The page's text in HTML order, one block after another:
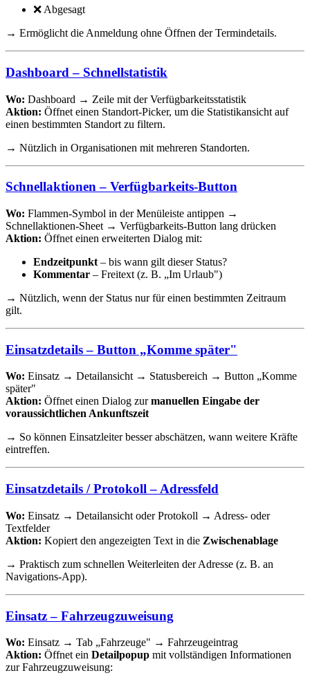
❌ Abgesagt
→ Ermöglicht die Anmeldung ohne Öffnen der Termindetails.
Dashboard – Schnellstatistik
Wo: Dashboard → Zeile mit der Verfügbarkeitsstatistik
Aktion: Öffnet einen Standort-Picker, um die Statistikansicht auf
einen bestimmten Standort zu filtern.
→ Nützlich in Organisationen mit mehreren Standorten.
Schnellaktionen – Verfügbarkeits-Button
Wo: Flammen-Symbol in der Menüleiste antippen →
Schnellaktionen-Sheet → Verfügbarkeits-Button lang drücken
Aktion: Öffnet einen erweiterten Dialog mit:
Endzeitpunkt – bis wann gilt dieser Status?
Kommentar – Freitext (z. B. „Im Urlaub")
→ Nützlich, wenn der Status nur für einen bestimmten Zeitraum
gilt.
Einsatzdetails – Button „Komme später"
Wo: Einsatz → Detailansicht → Statusbereich → Button „Komme
später"
Aktion: Öffnet einen Dialog zurmanuellen Eingabe der
voraussichtlichen Ankunftszeit
→ So können Einsatzleiter besser abschätzen, wann weitere Kräfte
eintreffen.
Einsatzdetails / Protokoll – Adressfeld
Wo: Einsatz → Detailansicht oder Protokoll → Adress- oder
Textfelder
Aktion: Kopiert den angezeigten Text in die Zwischenablage
→ Praktisch zum schnellen Weiterleiten der Adresse (z. B. an
Navigations-App).
Einsatz – Fahrzeugzuweisung
Wo: Einsatz → Tab „Fahrzeuge" → Fahrzeugeintrag
Aktion: Öffnet ein Detailpopup mit vollständigen Informationen
zur Fahrzeugzuweisung: